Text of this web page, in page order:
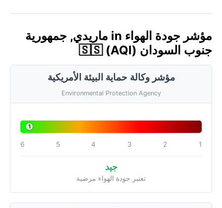
مؤشر جودة الهواء in ماريدي, جمهورية
جنوب السودان 🇸🇸 (AQI)
مؤشر وكالة حماية البيئة الأمريكية
Environmental Protection Agency
1
1
2
3
4
5
6
جيد
تعتبر جودة الهواء مرضية